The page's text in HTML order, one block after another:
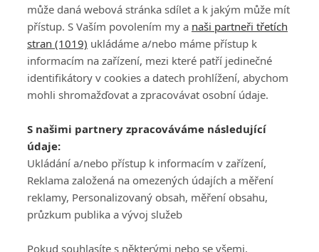
PŘIHLÁSIT
REGISTROVAT
DISKUZE
Šéfredaktorkou webu jePetr Slavík, e-mailserialy@fandimefilmu.cz
Máte-li zájem o inzerci na našem webu napište nám na e-mail
studio@koncal.com
Ochrana osobních údajů|Zásady používání cookies |Pravidla webu
Upravit nastavení soukromí
může daná webová stránka sdílet a k jakým může mít
přístup. S Vaším povolením my a naši partneři třetích
stran (1019) ukládáme a/nebo máme přístup k
informacím na zařízení, mezi které patří jedinečné
identifikátory v cookies a datech prohlížení, abychom
mohli shromažďovat a zpracovávat osobní údaje.
S našimi partnery zpracováváme následující
údaje:
Ukládání a/nebo přístup k informacím v zařízení,
Reklama založená na omezených údajích a měření
reklamy, Personalizovaný obsah, měření obsahu,
průzkum publika a vývoj služeb
Pokud souhlasíte s některými nebo se všemi,